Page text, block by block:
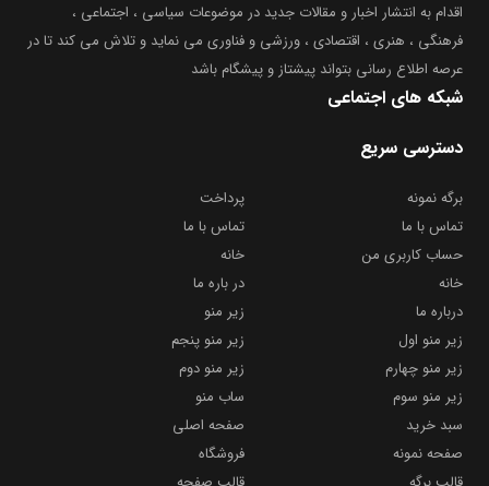
اقدام به انتشار اخبار و مقالات جدید در موضوعات سیاسی ، اجتماعی ،
فرهنگی ، هنری ، اقتصادی ، ورزشی و فناوری می نماید و تلاش می کند تا در
عرصه اطلاع رسانی بتواند پیشتاز و پیشگام باشد
شبکه های اجتماعی
دسترسی سریع
برگه نمونه
پرداخت
تماس با ما
تماس با ما
حساب کاربری من
خانه
خانه
در باره ما
درباره ما
زیر منو
زیر منو اول
زیر منو پنجم
زیر منو چهارم
زیر منو دوم
زیر منو سوم
ساب منو
سبد خرید
صفحه اصلی
صفحه نمونه
فروشگاه